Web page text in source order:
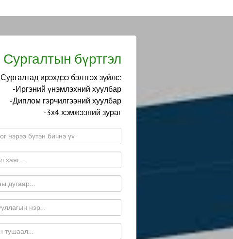
Сургалтын бүртгэл
Сургалтад ирэхдээ бэлтгэх зүйлс:
-Иргэний үнэмлэхний хуулбар
-Диплом гэрчилгээний хуулбар
-3х4 хэмжээний зураг